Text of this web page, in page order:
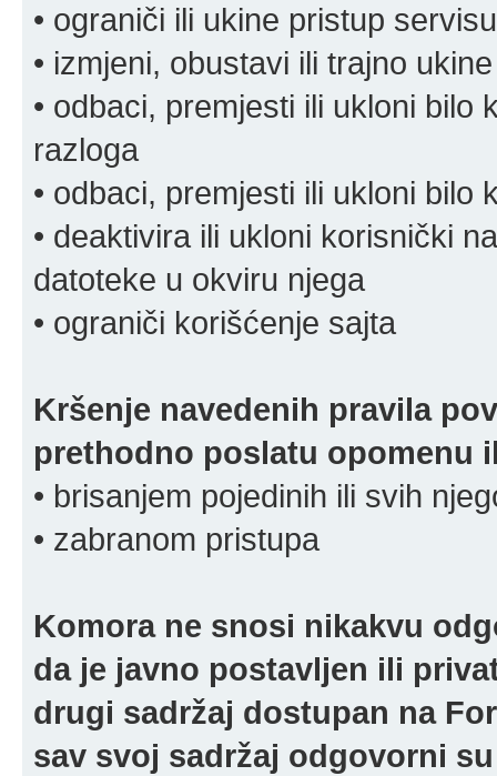
• ograniči ili ukine pristup servisu
• izmjeni, obustavi ili trajno
• odbaci, premjesti ili ukloni bilo
razloga
• odbaci, premjesti ili ukloni bilo
• deaktivira ili ukloni korisnički
datoteke u okviru njega
• ograniči korišćenje sajta
Kršenje navedenih pravila
prethodno poslatu opomenu
• brisanjem pojedinih ili svih
• zabranom pristupa
Komora ne snosi nikakvu
da je javno postavljen ili
drugi sadržaj dostupan na
sav svoj sadržaj odgovorni